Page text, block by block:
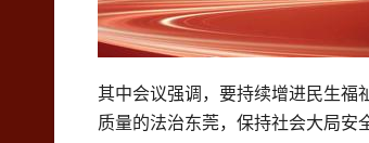
其中会议强调，要持续增进民生福
质量的法治东莞，保持社会大局安